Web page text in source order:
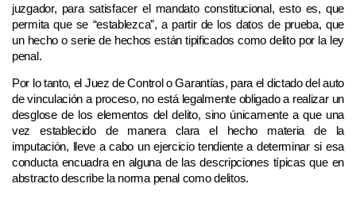
juzgador, para satisfacer el mandato constitucional, esto es, que
permita que se “establezca”, a partir de los datos de prueba, que
un hecho o serie de hechos están tipificados como delito por la ley
penal.
Por lo tanto, el Juez de Control o Garantías, para el dictado del auto
de vinculación a proceso, no está legalmente obligado a realizar un
desglose de los elementos del delito, sino únicamente a que una
vez establecido de manera clara el hecho materia de la
imputación, lleve a cabo un ejercicio tendiente a determinar si esa
conducta encuadra en alguna de las descripciones típicas que en
abstracto describe la norma penal como delitos.